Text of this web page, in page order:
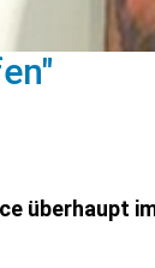
überhaupt